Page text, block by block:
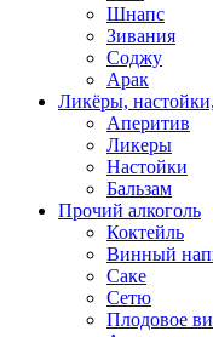
Шнапс
Зивания
Соджу
Арак
Ликёры,
Аперитив
Ликеры
Настойки
Бальзам
Прочий алкоголь
Коктейль
Винный
Саке
Сетю
Плодовое